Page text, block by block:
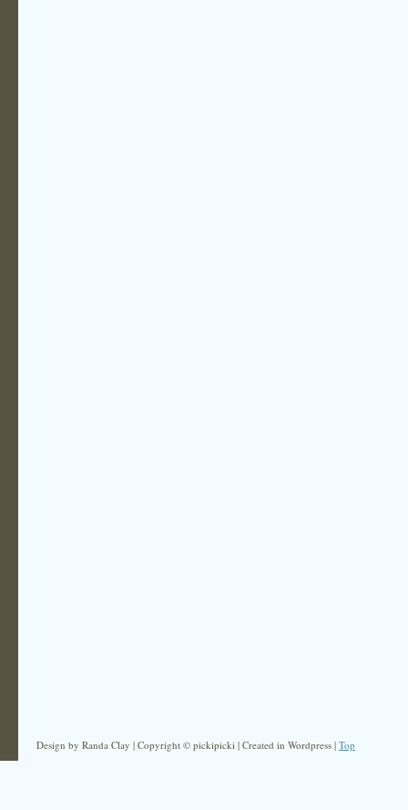
Design by Randa Clay | Copyright © pickipicki | Created in Wordpress | Top